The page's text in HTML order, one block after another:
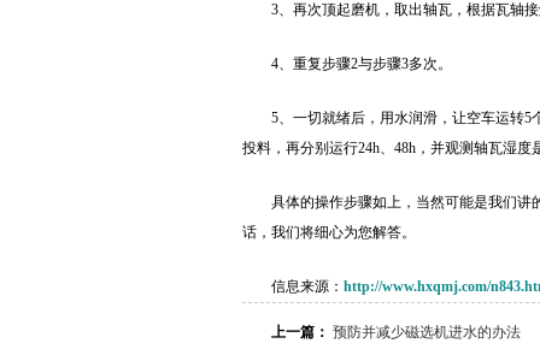
3、再次顶起磨机，取出轴瓦，根据瓦轴
4、重复步骤2与步骤3多次。
5、一切就绪后，用水润滑，让空车运转5
投料，再分别运行24h、48h，并观测轴瓦湿度
具体的操作步骤如上，当然可能是我们
话，我们将细心为您解答。
信息来源： http://www.hxqmj.com/
上一篇： 预防并减少磁选机进水的办法